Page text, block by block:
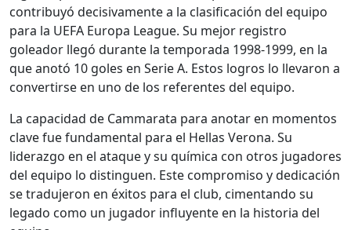
contribuyó decisivamente a la clasificación del equipo
para la UEFA Europa League. Su mejor registro
goleador llegó durante la temporada 1998-1999, en la
que anotó 10 goles en Serie A. Estos logros lo llevaron a
convertirse en uno de los referentes del equipo.
La capacidad de Cammarata para anotar en momentos
clave fue fundamental para el Hellas Verona. Su
liderazgo en el ataque y su química con otros jugadores
del equipo lo distinguen. Este compromiso y dedicación
se tradujeron en éxitos para el club, cimentando su
legado como un jugador influyente en la historia del